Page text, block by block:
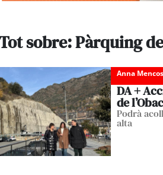
sobre: Pàrquing
Anna Mencos
DA +
de l’Obac
Podrà
alta